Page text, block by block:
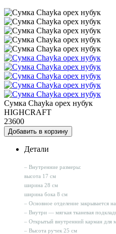
Сумка Chayka орех нубук
HIGHCRAFT
23600
Добавить в корзину
Детали
– Внутренние размеры:
высота 17 см
ширина 28 см
ширина бока 8 см
– Основное отделение закрывается
– Внутри — мягкая тканевая
– Открытый внутренний карман для
– Высота ручек 25 см